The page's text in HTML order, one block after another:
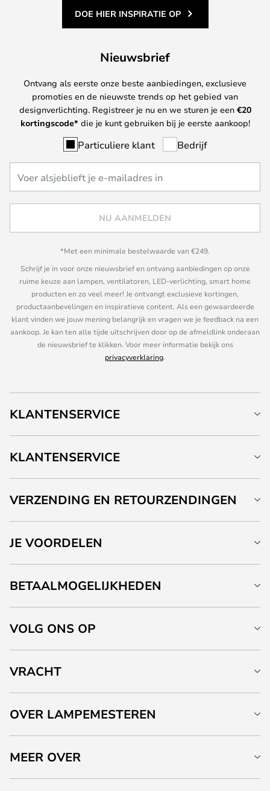
DOE HIER INSPIRATIE OP
Nieuwsbrief
Ontvang als eerste onze beste aanbiedingen, exclusieve
promoties en de nieuwste trends op het gebied van
designverlichting. Registreer je nu en we sturen je een €20
kortingscode* die je kunt gebruiken bij je eerste aankoop!
Particuliere klant Bedrijf
NU AANMELDEN
*Met een minimale bestelwaarde van €249.
Schrijf je in voor onze nieuwsbrief en ontvang aanbiedingen op onze
ruime keuze aan lampen, ventilatoren, LED-verlichting, smart home
producten en zo veel meer! Je ontvangt exclusieve kortingen,
productaanbevelingen en inspiratieve content. Als een gewaardeerde
klant vinden we jouw mening belangrijk en vragen we je feedback na een
aankoop. Je kan ten alle tijde uitschrijven door op de afmeldlink onderaan
de nieuwsbrief te klikken. Voor meer informatie bekijk ons
privacyverklaring.
KLANTENSERVICE
KLANTENSERVICE
VERZENDING EN RETOURZENDINGEN
JE VOORDELEN
BETAALMOGELIJKHEDEN
VOLG ONS OP
VRACHT
OVER LAMPEMESTEREN
MEER OVER